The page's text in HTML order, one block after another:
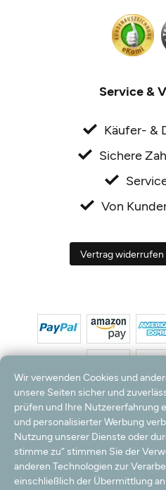
Service &
Käufer- &
Sichere
Von
Vertrag widerrufen
*Alle Preise inkl. MwSt. und zzgl.
nur innerhalb
Hinweis:Wir nutzen Ihre E-Mail Adresse für
werden können. Ihre Daten
© 2003 - 2026 Teppichversand24 GmbH /
Wir verwenden Cookies und
unsere Seiten sicher und
prüfen und Ihre Nutzererfahrung
und personalisierter Werbung
Nutzung unserer Dienste oder
stimme zu“ stimmen Sie der
anderen Technologien zur
einschließlich der Übermittlung